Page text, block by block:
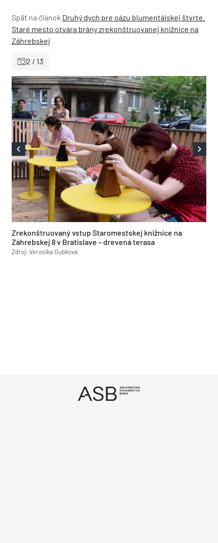
Späť na článok Druhý dych pre oázu blumentálskej štvrte.
Staré mesto otvára brány zrekonštruovanej knižnice na
Záhrebskej
2 / 13
Zrekonštruovaný vstup Staromestskej knižnice na
Záhrebskej 8 v Bratislave – drevená terasa
Zdroj: Veronika Gubková